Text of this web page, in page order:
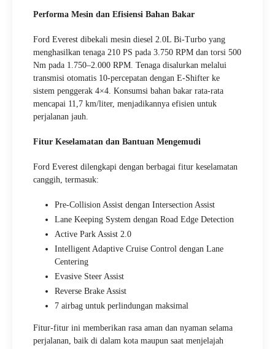
Performa Mesin dan Efisiensi Bahan Bakar
Ford Everest dibekali mesin diesel 2.0L Bi-Turbo yang
menghasilkan tenaga 210 PS pada 3.750 RPM dan torsi 500
Nm pada 1.750–2.000 RPM. Tenaga disalurkan melalui
transmisi otomatis 10-percepatan dengan E-Shifter ke
sistem penggerak 4×4. Konsumsi bahan bakar rata-rata
mencapai 11,7 km/liter, menjadikannya efisien untuk
perjalanan jauh.
Fitur Keselamatan dan Bantuan Mengemudi
Ford Everest dilengkapi dengan berbagai fitur keselamatan
canggih, termasuk:
Pre-Collision Assist dengan Intersection Assist
Lane Keeping System dengan Road Edge Detection
Active Park Assist 2.0
Intelligent Adaptive Cruise Control dengan Lane
Centering
Evasive Steer Assist
Reverse Brake Assist
7 airbag untuk perlindungan maksimal
Fitur-fitur ini memberikan rasa aman dan nyaman selama
perjalanan, baik di dalam kota maupun saat menjelajah